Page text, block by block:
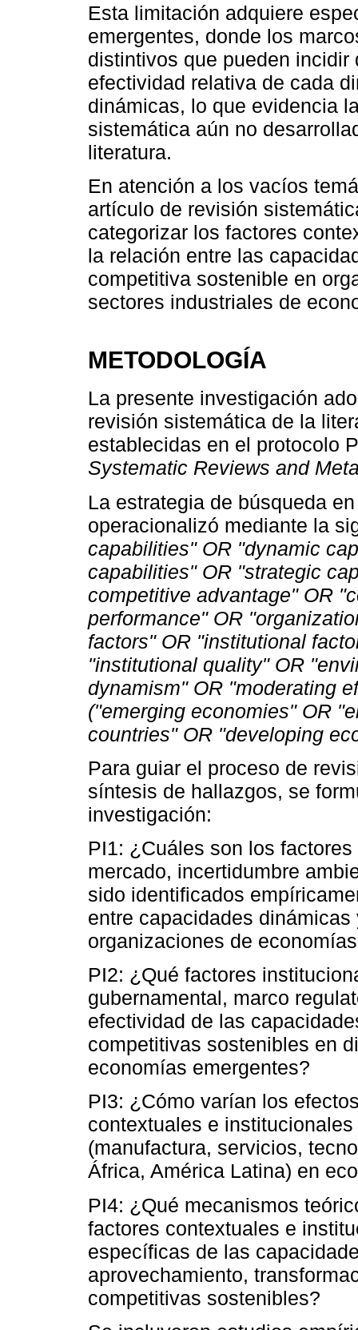
Esta limitación adquiere
emergentes, donde los
distintivos que pueden
efectividad relativa de cada
dinámicas, lo que evidencia
sistemática aún no
literatura.
En atención a los vacíos
artículo de revisión
categorizar los factores
la relación entre las
competitiva sostenible en
sectores industriales de
METODOLOGÍA
La presente investigación
revisión sistemática de la
establecidas en el protocolo
Systematic Reviews and
La estrategia de búsqueda
operacionalizó mediante la
capabilities" OR "dynamic
capabilities" OR "strategic
competitive advantage" OR
performance" OR
factors" OR "institutional
"institutional quality" OR
dynamism" OR "moderating
("emerging economies" OR
countries" OR "developing
Para guiar el proceso de
síntesis de hallazgos, se
investigación:
PI1: ¿Cuáles son los
mercado, incertidumbre
sido identificados
entre capacidades
organizaciones de
PI2: ¿Qué factores
gubernamental, marco
efectividad de las
competitivas sostenibles en
economías emergentes?
PI3: ¿Cómo varían los
contextuales e
(manufactura, servicios,
África, América Latina) en
PI4: ¿Qué mecanismos
factores contextuales e
específicas de las
aprovechamiento,
competitivas sostenibles?